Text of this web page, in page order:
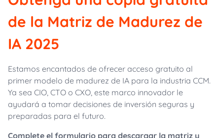
de la Matriz de Madurez de
IA 2025
Estamos encantados de ofrecer acceso gratuito al
primer modelo de madurez de IA para la industria CCM.
Ya sea CIO, CTO o CXO, este marco innovador le
ayudará a tomar decisiones de inversión seguras y
preparadas para el futuro.
Complete el formulario para descargar la matriz y